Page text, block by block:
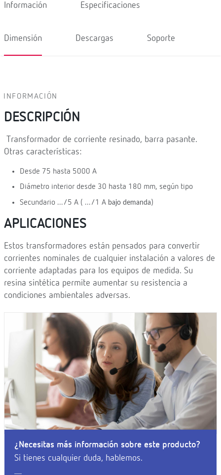
Información Especificaciones
Dimensión Descargas Soporte
INFORMACIÓN
DESCRIPCIÓN
Transformador de corriente resinado, barra pasante.
Otras características:
Desde 75 hasta 5000 A
Diámetro interior desde 30 hasta 180 mm, según tipo
Secundario .../5 A ( .../1 A bajo demanda )
APLICACIONES
Estos transformadores están pensados para convertir
corrientes nominales de cualquier instalación a valores de
corriente adaptadas para los equipos de medida. Su
resina sintética permite aumentar su resistencia a
condiciones ambientales adversas.
¿Necesitas más información sobre este producto?
Si tienes cualquier duda, hablemos.